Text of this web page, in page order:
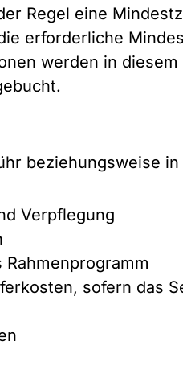
Regel eine
erforderliche
werden in
beziehungsweise
Verpflegung
sofern das